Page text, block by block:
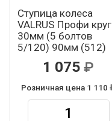
Ступица колеса
VALRUS Профи круг
30мм (5 болтов
5/120) 90мм (512)
1 075
Розничная цена 1 110